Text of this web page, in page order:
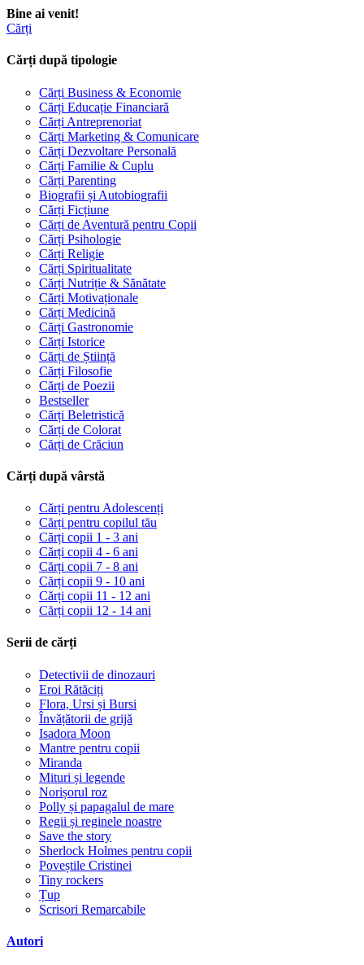
Bine ai venit!
Cărți
Cărți după tipologie
Cărți Business & Economie
Cărți Educație Financiară
Cărți Antreprenoriat
Cărți Marketing & Comunicare
Cărți Dezvoltare Personală
Cărți Familie & Cuplu
Cărți Parenting
Biografii și Autobiografii
Cărți Ficțiune
Cărți de Aventură pentru Copii
Cărți Psihologie
Cărți Religie
Cărți Spiritualitate
Cărți Nutriție & Sănătate
Cărți Motivaționale
Cărți Medicină
Cărți Gastronomie
Cărți Istorice
Cărți de Știință
Cărți Filosofie
Cărți de Poezii
Bestseller
Cărți Beletristică
Cărți de Colorat
Cărți de Crăciun
Cărți după vârstă
Cărți pentru Adolescenți
Cărți pentru copilul tău
Cărți copii 1 - 3 ani
Cărți copii 4 - 6 ani
Cărți copii 7 - 8 ani
Cărți copii 9 - 10 ani
Cărți copii 11 - 12 ani
Cărți copii 12 - 14 ani
Serii de cărți
Detectivii de dinozauri
Eroi Rătăciți
Flora, Ursi și Bursi
Învățătorii de grijă
Isadora Moon
Mantre pentru copii
Miranda
Mituri și legende
Norișorul roz
Polly și papagalul de mare
Regii și reginele noastre
Save the story
Sherlock Holmes pentru copii
Poveștile Cristinei
Tiny rockers
Țup
Scrisori Remarcabile
Autori